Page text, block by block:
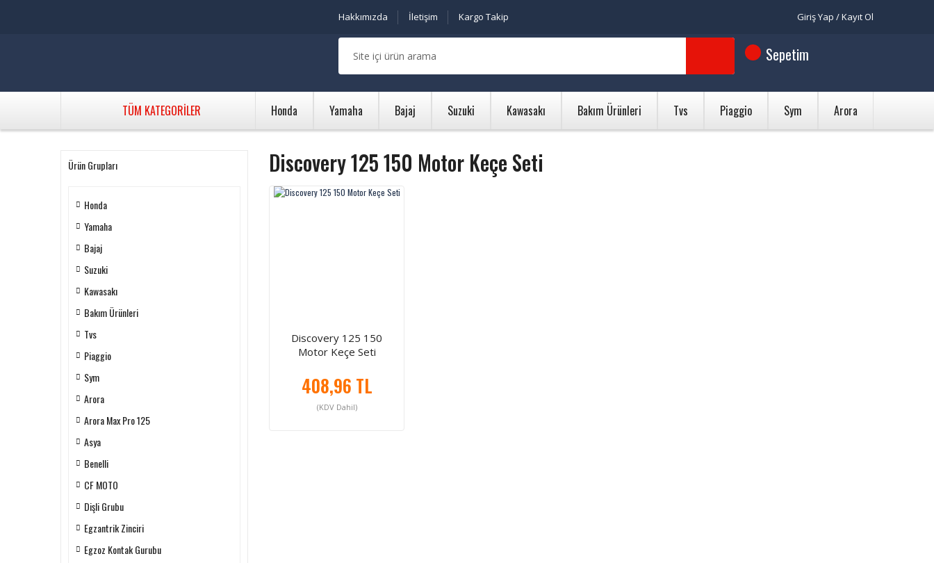
Hakkımızda İletişim Kargo Takip Giriş Yap / Kayıt Ol
Sepetim
TÜM KATEGORİLER Honda Yamaha Bajaj Suzuki Kawasakı Bakım Ürünleri Tvs Piaggio Sym Arora
Ürün Grupları
Honda
Yamaha
Bajaj
Suzuki
Kawasakı
Bakım Ürünleri
Tvs
Piaggio
Sym
Arora
Arora Max Pro 125
Asya
Benelli
CF MOTO
Dişli Grubu
Egzantrik Zinciri
Egzoz Kontak Gurubu
Discovery 125 150 Motor Keçe Seti
Discovery 125 150
Motor Keçe Seti
408,96 TL
(KDV Dahil)